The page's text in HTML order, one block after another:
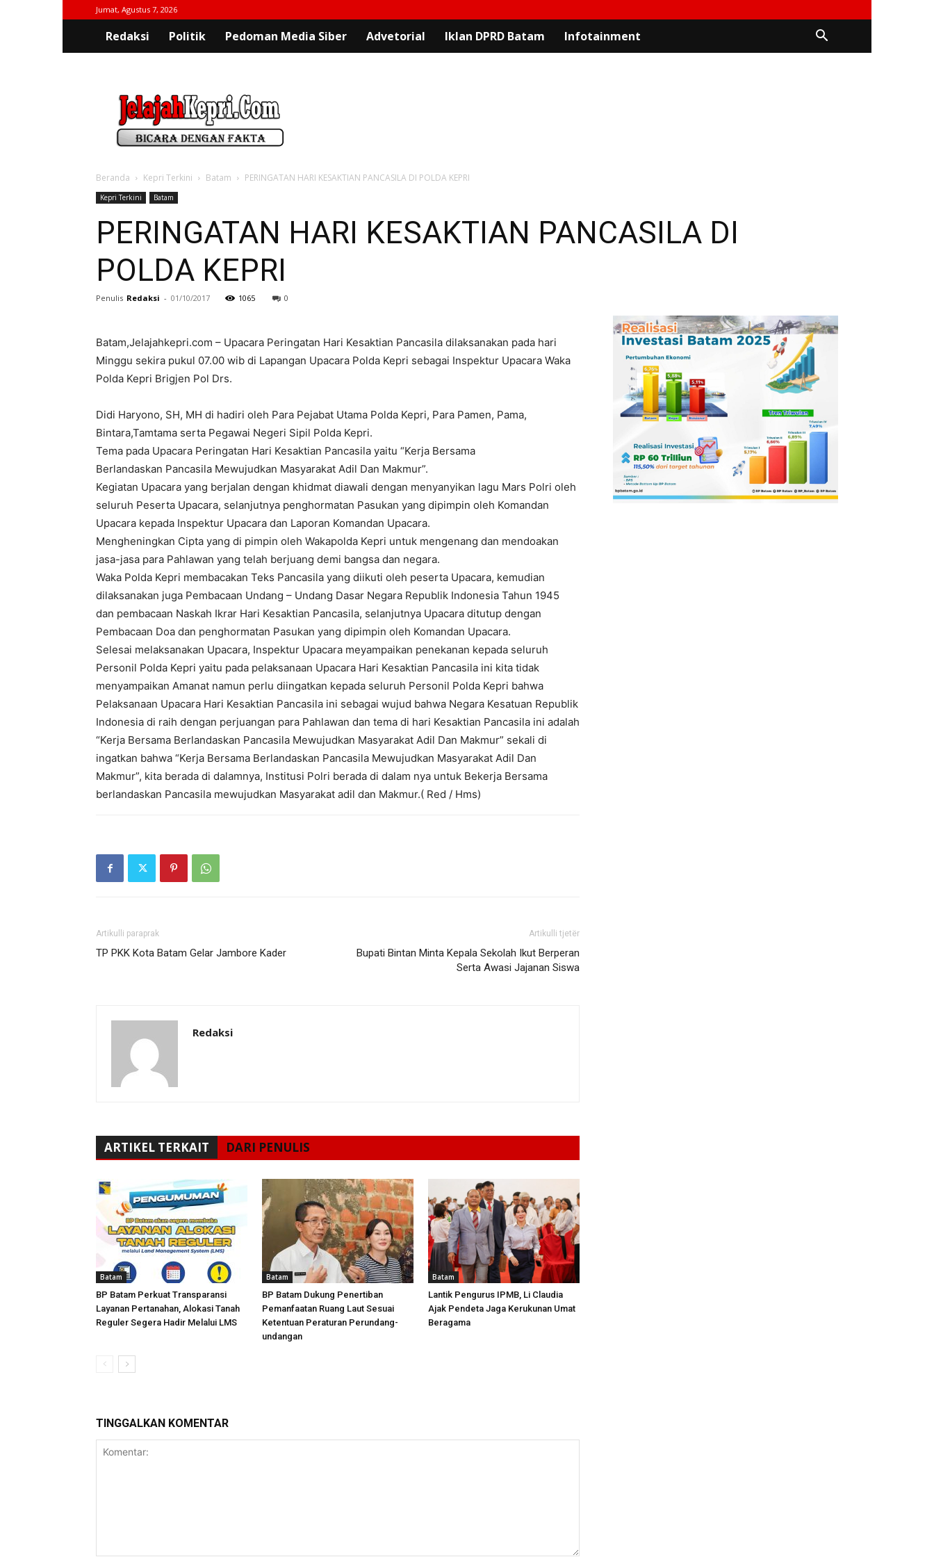
Jumat, Agustus 7, 2026
Redaksi Politik Pedoman Media Siber Advetorial Iklan DPRD Batam Infotainment
Beranda Kepri Terkini Batam PERINGATAN HARI KESAKTIAN PANCASILA DI POLDA KEPRI
Kepri Terkini Batam
PERINGATAN HARI KESAKTIAN PANCASILA DI
POLDA KEPRI
Penulis Redaksi - 01/10/2017 1065 0
Batam,Jelajahkepri.com – Upacara Peringatan Hari Kesaktian Pancasila dilaksanakan pada hari
Minggu sekira pukul 07.00 wib di Lapangan Upacara Polda Kepri sebagai Inspektur Upacara Waka
Polda Kepri Brigjen Pol Drs.
Didi Haryono, SH, MH di hadiri oleh Para Pejabat Utama Polda Kepri, Para Pamen, Pama,
Bintara,Tamtama serta Pegawai Negeri Sipil Polda Kepri.
Tema pada Upacara Peringatan Hari Kesaktian Pancasila yaitu “Kerja Bersama
Berlandaskan Pancasila Mewujudkan Masyarakat Adil Dan Makmur”.
Kegiatan Upacara yang berjalan dengan khidmat diawali dengan menyanyikan lagu Mars Polri oleh
seluruh Peserta Upacara, selanjutnya penghormatan Pasukan yang dipimpin oleh Komandan
Upacara kepada Inspektur Upacara dan Laporan Komandan Upacara.
Mengheningkan Cipta yang di pimpin oleh Wakapolda Kepri untuk mengenang dan mendoakan
jasa-jasa para Pahlawan yang telah berjuang demi bangsa dan negara.
Waka Polda Kepri membacakan Teks Pancasila yang diikuti oleh peserta Upacara, kemudian
dilaksanakan juga Pembacaan Undang – Undang Dasar Negara Republik Indonesia Tahun 1945
dan pembacaan Naskah Ikrar Hari Kesaktian Pancasila, selanjutnya Upacara ditutup dengan
Pembacaan Doa dan penghormatan Pasukan yang dipimpin oleh Komandan Upacara.
Selesai melaksanakan Upacara, Inspektur Upacara meyampaikan penekanan kepada seluruh
Personil Polda Kepri yaitu pada pelaksanaan Upacara Hari Kesaktian Pancasila ini kita tidak
menyampaikan Amanat namun perlu diingatkan kepada seluruh Personil Polda Kepri bahwa
Pelaksanaan Upacara Hari Kesaktian Pancasila ini sebagai wujud bahwa Negara Kesatuan Republik
Indonesia di raih dengan perjuangan para Pahlawan dan tema di hari Kesaktian Pancasila ini adalah
“Kerja Bersama Berlandaskan Pancasila Mewujudkan Masyarakat Adil Dan Makmur” sekali di
ingatkan bahwa “Kerja Bersama Berlandaskan Pancasila Mewujudkan Masyarakat Adil Dan
Makmur”, kita berada di dalamnya, Institusi Polri berada di dalam nya untuk Bekerja Bersama
berlandaskan Pancasila mewujudkan Masyarakat adil dan Makmur.( Red / Hms)
Artikulli paraprak
TP PKK Kota Batam Gelar Jambore Kader
Artikulli tjetër
Bupati Bintan Minta Kepala Sekolah Ikut Berperan
Serta Awasi Jajanan Siswa
Redaksi
ARTIKEL TERKAIT DARI PENULIS
Batam
BP Batam Perkuat Transparansi
Layanan Pertanahan, Alokasi Tanah
Reguler Segera Hadir Melalui LMS
Batam
BP Batam Dukung Penertiban
Pemanfaatan Ruang Laut Sesuai
Ketentuan Peraturan Perundang-
undangan
Batam
Lantik Pengurus IPMB, Li Claudia
Ajak Pendeta Jaga Kerukunan Umat
Beragama
TINGGALKAN KOMENTAR